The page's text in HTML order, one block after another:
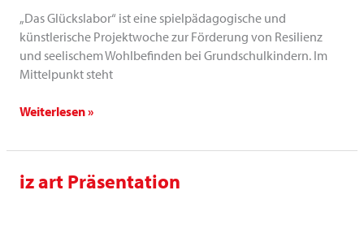
„Das Glückslabor“ ist eine spielpädagogische und
künstlerische Projektwoche zur Förderung von Resilienz
und seelischem Wohlbefinden bei Grundschulkindern. Im
Mittelpunkt steht
Weiterlesen »
iz art Präsentation
iz